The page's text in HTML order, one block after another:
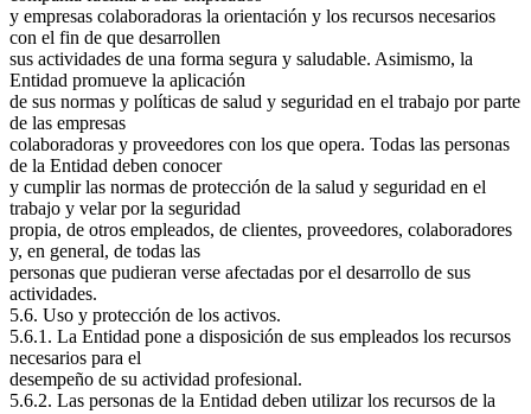
y empresas colaboradoras la orientación y los recursos necesarios
con el fin de que desarrollen
sus actividades de una forma segura y saludable. Asimismo, la
Entidad promueve la aplicación
de sus normas y políticas de salud y seguridad en el trabajo por parte
de las empresas
colaboradoras y proveedores con los que opera. Todas las personas
de la Entidad deben conocer
y cumplir las normas de protección de la salud y seguridad en el
trabajo y velar por la seguridad
propia, de otros empleados, de clientes, proveedores, colaboradores
y, en general, de todas las
personas que pudieran verse afectadas por el desarrollo de sus
actividades.
5.6. Uso y protección de los activos.
5.6.1. La Entidad pone a disposición de sus empleados los recursos
necesarios para el
desempeño de su actividad profesional.
5.6.2. Las personas de la Entidad deben utilizar los recursos de la